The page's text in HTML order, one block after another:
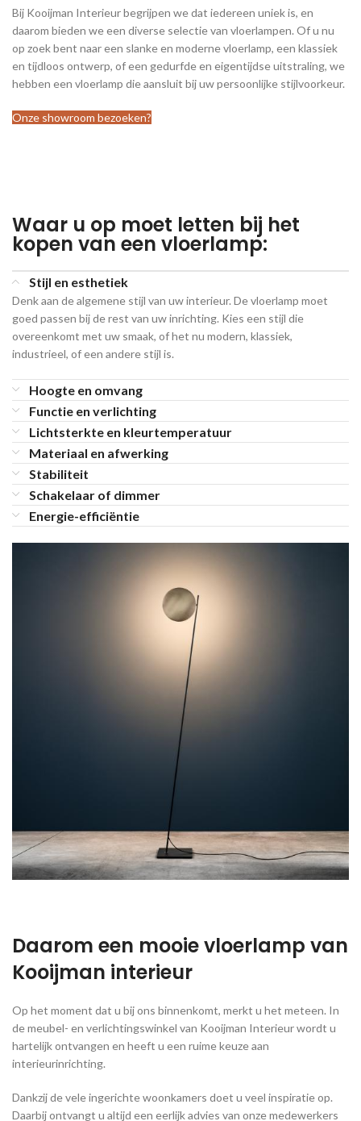
Bij Kooijman Interieur begrijpen we dat iedereen uniek is, en
daarom bieden we een diverse selectie van vloerlampen. Of u nu
op zoek bent naar een slanke en moderne vloerlamp, een klassiek
en tijdloos ontwerp, of een gedurfde en eigentijdse uitstraling, we
hebben een vloerlamp die aansluit bij uw persoonlijke stijlvoorkeur.
Onze showroom bezoeken?
Waar u op moet letten bij het
kopen van een vloerlamp:
Stijl en esthetiek
Denk aan de algemene stijl van uw interieur. De vloerlamp moet
goed passen bij de rest van uw inrichting. Kies een stijl die
overeenkomt met uw smaak, of het nu modern, klassiek,
industrieel, of een andere stijl is.
Hoogte en omvang
Functie en verlichting
Lichtsterkte en kleurtemperatuur
Materiaal en afwerking
Stabiliteit
Schakelaar of dimmer
Energie-efficiëntie
Daarom een mooie vloerlamp van
Kooijman interieur
Op het moment dat u bij ons binnenkomt, merkt u het meteen. In
de meubel- en verlichtingswinkel van Kooijman Interieur wordt u
hartelijk ontvangen en heeft u een ruime keuze aan
interieurinrichting.
Dankzij de vele ingerichte woonkamers doet u veel inspiratie op.
Daarbij ontvangt u altijd een eerlijk advies van onze medewerkers